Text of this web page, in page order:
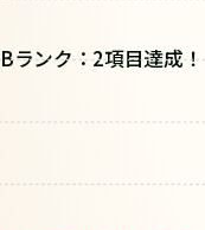
Bランク：2項目達成！